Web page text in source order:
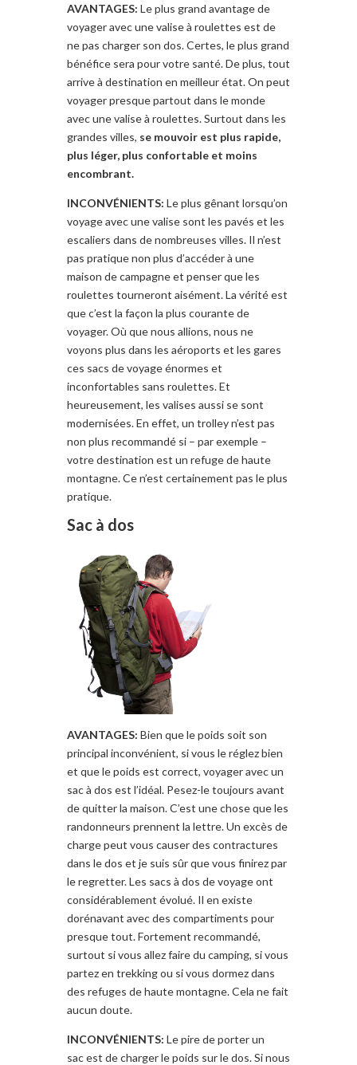
AVANTAGES: Le plus grand avantage de
voyager avecune valise à roulettes est de
ne pas charger son dos.Certes, le plus grand
bénéfice sera pour votre santé.De plus, tout
arrive à destination en meilleur état. On peut
voyagerpresque partout dans lemonde
avec unevalise à roulettes.Surtout dans les
grandes villes, se mouvoir est plus rapide,
plus léger, plus confortable et moins
encombrant.
INCONVÉNIENTS: Leplus gênant lorsqu’on
voyageavec une valise sont les pavés et les
escaliers dans de nombreuses villes. Il n’est
pas pratique non plus d’accéder à une
maison de campagne et penser queles
roulettes tourneront aisément.La véritéest
que c’est la façon la plus courantede
voyager. Où que nous allions, nous ne
voyons plus dans les aéroports et les gares
ces sacs de voyageénormes et
inconfortables sans roulettes.Et
heureusement, les valises aussi se sont
modernisées.En effet, un trolley n’est pas
non plus recommandé si – par exemple –
votre destination est un refuge de haute
montagne. Ce n’est certainement pas le plus
pratique.
Sac à dos
AVANTAGES: Bien que le poids soit son
principal inconvénient, si vous le réglez bien
et que le poids est correct, voyager avec un
sac à dos est l’idéal. Pesez-le toujours avant
de quitter la maison. C’est unechose que les
randonneurs prennent la lettre. Un excès de
charge peut vous causerdes contractures
dans le dos et je suis sûr que vous finirezpar
le regretter. Les sacs à dos de voyageont
considérablement évolué. Il en existe
dorénavant avec des compartiments pour
presquetout.Fortement recommandé,
surtout si vous allez faire du camping, si vous
partez en trekkingou si vous dormezdans
des refuges dehaute montagne.Cela ne fait
aucun doute.
INCONVÉNIENTS: Le pirede porter un
sacest de chargerle poids sur le dos.Si nous